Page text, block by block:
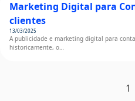
Marketing Digital para
clientes
13/03/2025
A publicidade e marketing digital para
historicamente, o…
1